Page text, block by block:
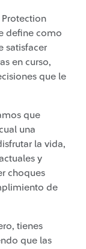
Protection
define como
satisfacer
en curso,
que le
que
una
la vida,
y
choques
de
tienes
que las